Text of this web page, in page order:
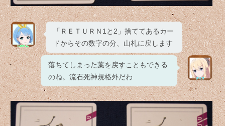
「ＲＥＴＵＲＮ1と2」捨ててあるカー
ドからその数字の分、山札に戻します
落ちてしまった葉を戻すこともできる
のね。流石死神規格外だわ